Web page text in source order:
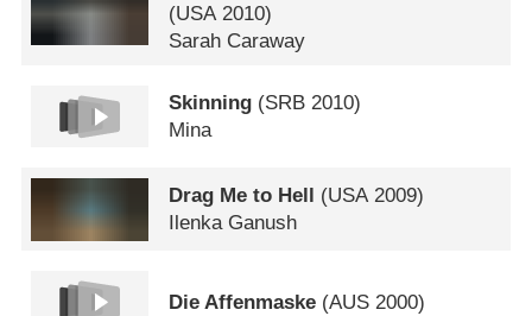
(USA2010)
Sarah Caraway
Skinning (SRB 2010)
Mina
Drag Me to Hell (USA2009)
Ilenka Ganush
Die Affenmaske (AUS 2000)